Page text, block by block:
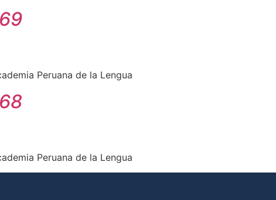
Peruana de la Lengua
Peruana de la Lengua